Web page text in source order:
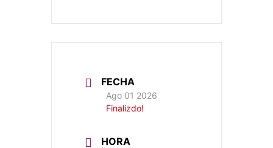
FECHA
Ago 01 2026
Finalizdo!
HORA